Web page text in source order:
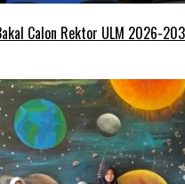
Calon Rektor ULM 2026-